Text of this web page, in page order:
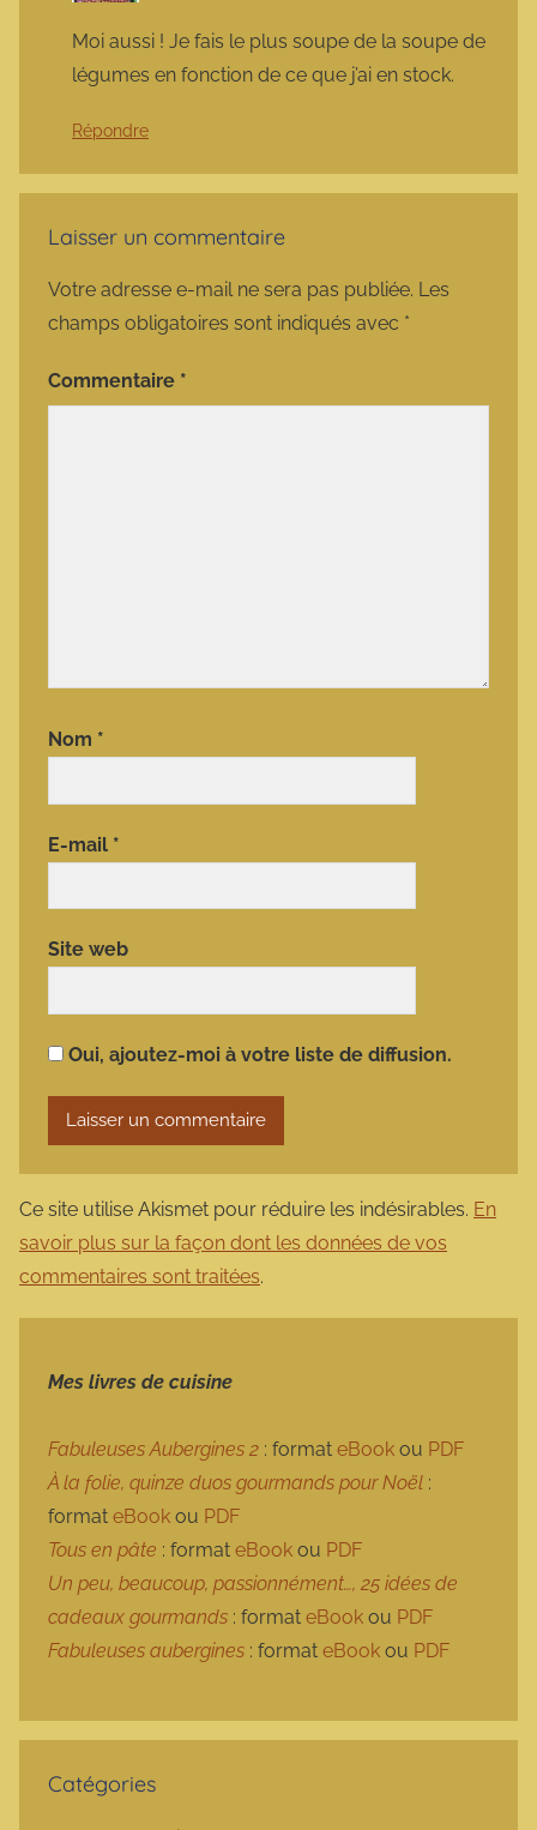
Moi aussi ! Je fais le plus soupe de la soupe de
légumes en fonction de ce que j’ai en stock.
Répondre
Laisser un commentaire
Votre adresse e-mail ne sera pas publiée. Les
champs obligatoires sont indiqués avec *
Commentaire *
Nom *
E-mail *
Site web
Oui, ajoutez-moi à votre liste de diffusion.
Ce site utilise Akismet pour réduire les indésirables. En
savoir plus sur la façon dont les données de vos
commentaires sont traitées.
Mes livres de cuisine
Fabuleuses Aubergines 2 : format eBook ou PDF
À la folie, quinze duos gourmands pour Noël :
format eBook ou PDF
Tous en pâte : format eBook ou PDF
Un peu, beaucoup, passionnément…, 25 idées de
cadeaux gourmands : format eBook ou PDF
Fabuleuses aubergines : format eBook ou PDF
Catégories